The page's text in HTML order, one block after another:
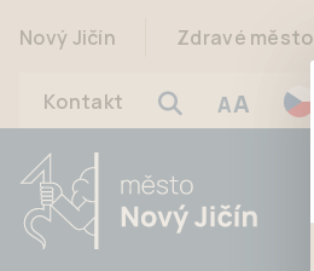
Nový Jičín Zdravé město
Kontakt AA